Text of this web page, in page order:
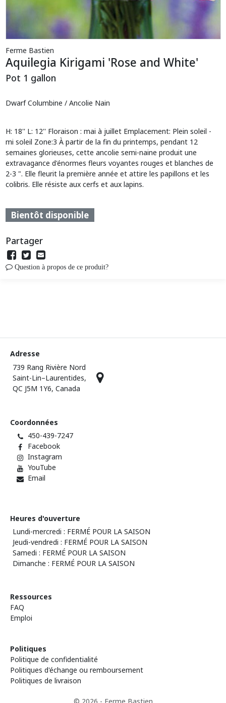
Ferme Bastien
Aquilegia Kirigami 'Rose and White'
Pot 1 gallon
Dwarf Columbine / Ancolie Nain
H: 18'' L: 12'' Floraison : mai à juillet Emplacement: Plein soleil -
mi soleil Zone:3 À partir de la fin du printemps, pendant 12
semaines glorieuses, cette ancolie semi-naine produit une
extravagance d'énormes fleurs voyantes rouges et blanches de
2-3 ". Elle fleurit la première année et attire les papillons et les
colibris. Elle résiste aux cerfs et aux lapins.
Bientôt disponible
Partager
Question à propos de ce produit?
Adresse
739 Rang Rivière Nord
Saint-Lin–Laurentides,
QC J5M 1Y6, Canada
Coordonnées
450-439-7247
Facebook
Instagram
YouTube
Email
Heures d'ouverture
Lundi-mercredi : FERMÉ POUR LA SAISON
Jeudi-vendredi : FERMÉ POUR LA SAISON
Samedi : FERMÉ POUR LA SAISON
Dimanche : FERMÉ POUR LA SAISON
Ressources
FAQ
Emploi
Politiques
Politique de confidentialité
Politiques d'échange ou remboursement
Politiques de livraison